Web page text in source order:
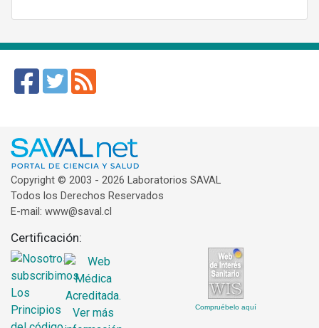
Copyright © 2003 - 2026 Laboratorios SAVAL
Todos los Derechos Reservados
E-mail: www@saval.cl
Certificación:
Compruébelo aquí